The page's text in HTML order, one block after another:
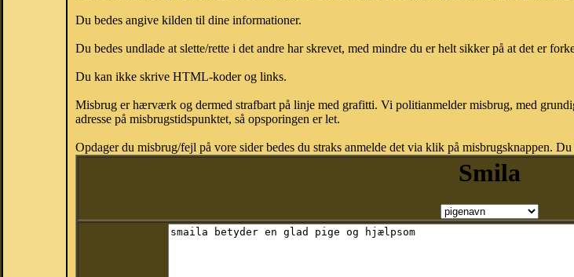
Du bedes angive kilden til dine informationer.
Du bedes undlade at slette/rette i det andre har skrevet, med mindre du er helt sikker på at det er
Du kan ikke skrive HTML-koder og links.
Misbrug er hærværk og dermed strafbart på linje med grafitti. Vi politianmelder misbrug, med
adresse på misbrugstidspunktet, så opsporingen er let.
Opdager du misbrug/fejl på vore sider bedes du straks anmelde det via klik på misbrugsknappen.
Smila